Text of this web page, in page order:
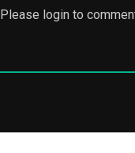
Please login to